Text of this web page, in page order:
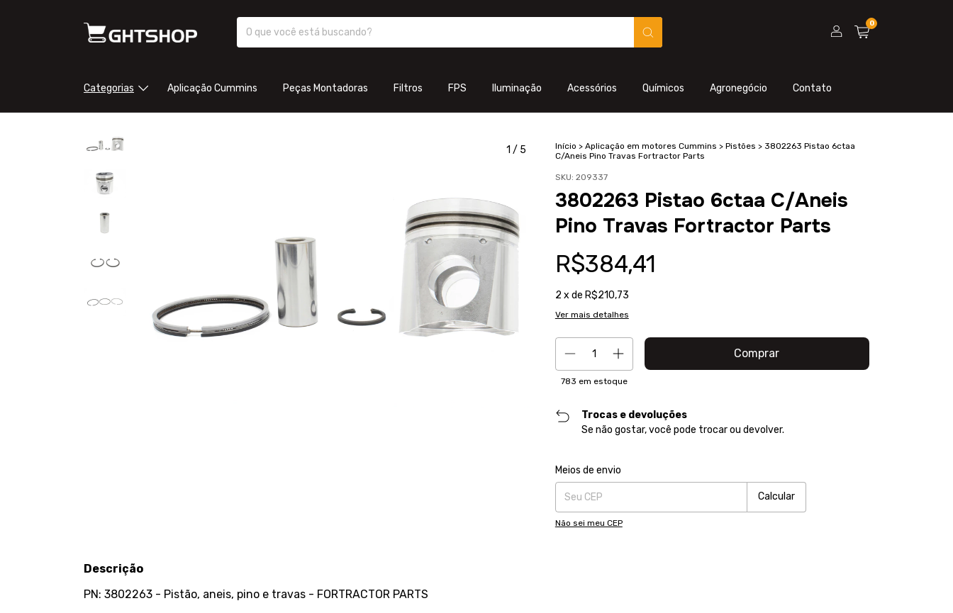
0
Categorias Aplicação Cummins Peças Montadoras Filtros FPS Iluminação Acessórios Químicos Agronegócio Contato
1 / 5 Início > Aplicação em motores Cummins > Pistões > 3802263 Pistao 6ctaa
C/Aneis Pino Travas Fortractor Parts
SKU: 209337
3802263 Pistao 6ctaa C/Aneis
Pino Travas Fortractor Parts
R$384,41
2 x de R$210,73
Ver mais detalhes
783 em estoque
Trocas e devoluções
Se não gostar, você pode trocar ou devolver.
Entregas para o CEP:
Meios de envio
Calcular
Não sei meu CEP
Descrição
PN: 3802263 - Pistão, aneis, pino e travas - FORTRACTOR PARTS